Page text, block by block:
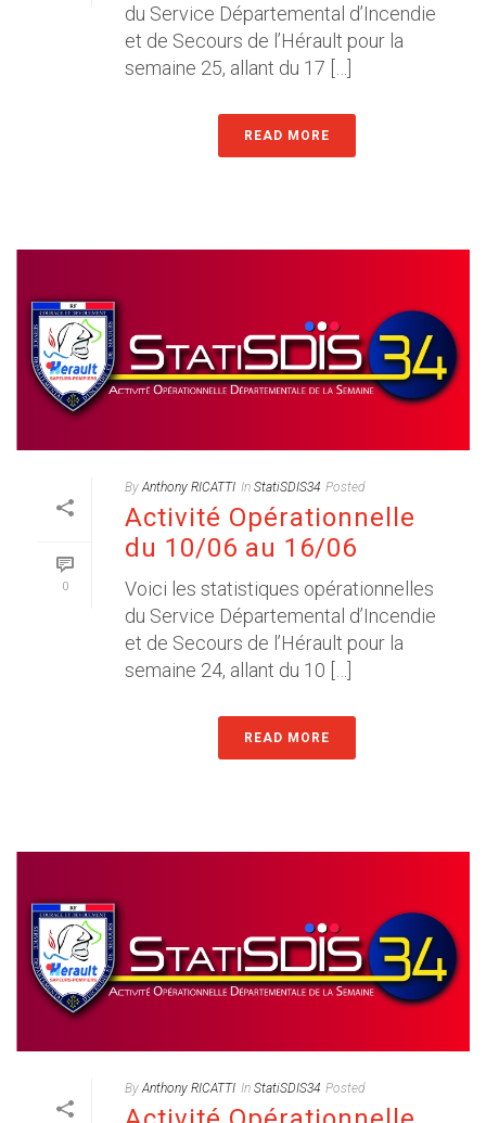
du Service Départemental d’Incendie
et de Secours de l’Hérault pour la
semaine 25, allant du 17 […]
READ MORE
0
By Anthony RICATTI In StatiSDIS34 Posted
Activité Opérationnelle
du 10/06 au 16/06
Voici les statistiques opérationnelles
du Service Départemental d’Incendie
et de Secours de l’Hérault pour la
semaine 24, allant du 10 […]
READ MORE
By Anthony RICATTI In StatiSDIS34 Posted